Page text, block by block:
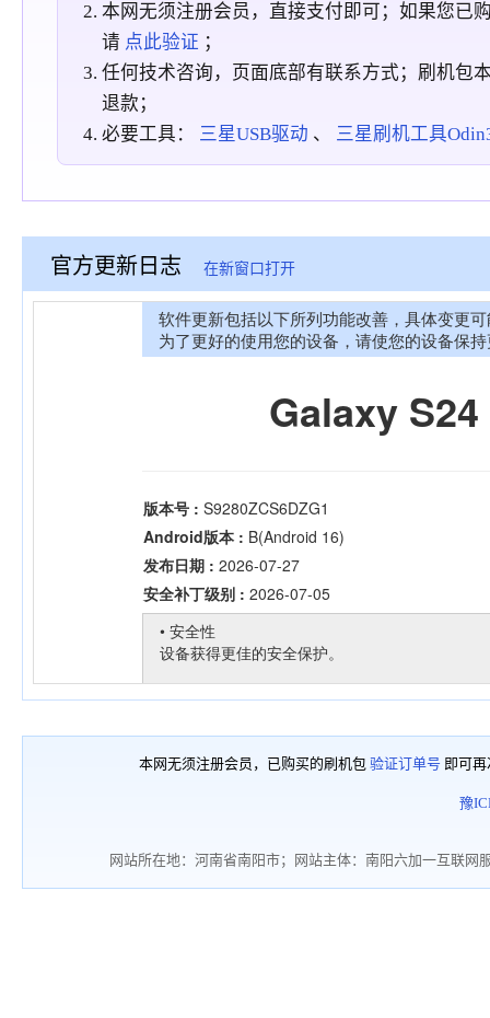
本网无须注册会员，直接支付即可；如果您已
请 点此验证 ；
任何技术咨询，页面底部有联系方式；刷机包
退款；
必要工具： 三星USB驱动 、 三星刷机工具
官方更新日志 在新窗口打开
本网无须注册会员，已购买的刷机包 验证订单号 即可
豫
网站所在地：河南省南阳市；网站主体：南阳六加一互联